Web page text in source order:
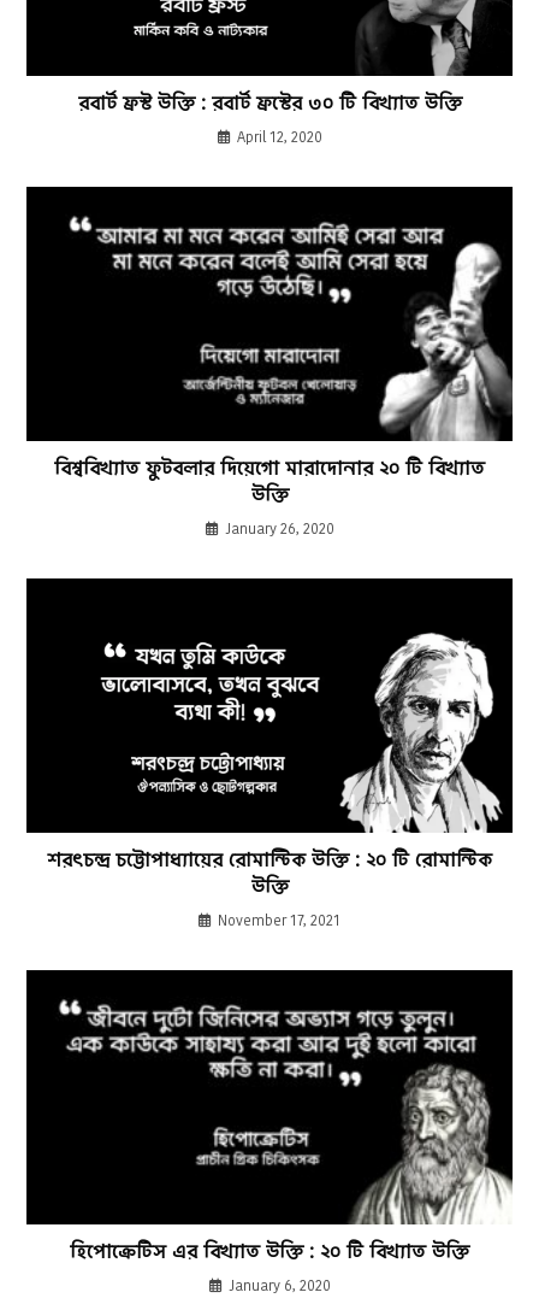
রবার্ট ফ্রস্ট উক্তি : রবার্ট ফ্রস্টের ৩০ টি বিখ্যাত উক্তি
April 12, 2020
বিশ্ববিখ্যাত ফুটবলার দিয়েগো মারাদোনার ২০ টি বিখ্যাত
উক্তি
January 26, 2020
শরৎচন্দ্র চট্টোপাধ্যায়ের রোমান্টিক উক্তি : ২০ টি রোমান্টিক
উক্তি
November 17, 2021
হিপোক্রেটিস এর বিখ্যাত উক্তি : ২০ টি বিখ্যাত উক্তি
January 6, 2020